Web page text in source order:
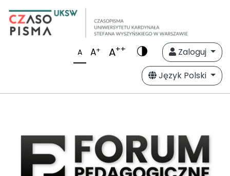
A A+ A++
Zaloguj
Język Polski